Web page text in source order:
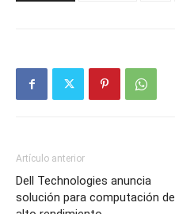
Artículo anterior
Dell Technologies anuncia
solución para computación de